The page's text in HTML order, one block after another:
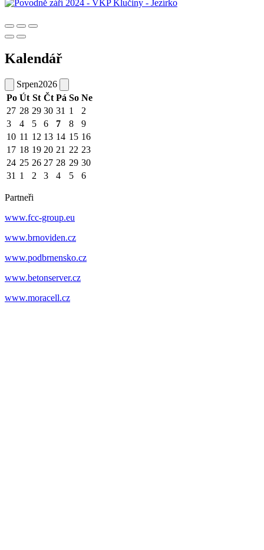
Kalendář
Srpen2026
Po Út St Čt Pá So Ne
27 28 29 30 31 1
2
3
4 5 6 7 8
9
10 11 12 13 14 15 16
17 18 19 20 21 22 23
24 25 26 27 28 29 30
31 1 2 3 4 5 6
Partneři
www.fcc-group.eu
www.brnoviden.cz
www.podbrnensko.cz
www.betonserver.cz
www.moracell.cz